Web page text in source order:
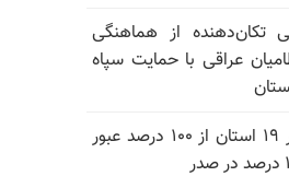
تکان‌دهنده از هماهنگی
عراقی با حمایت سپاه
شاخص فلاکت در ۱۹ استان از ۱۰۰ درصد عبور